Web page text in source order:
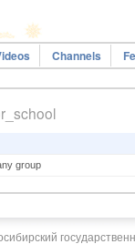
Channels
group